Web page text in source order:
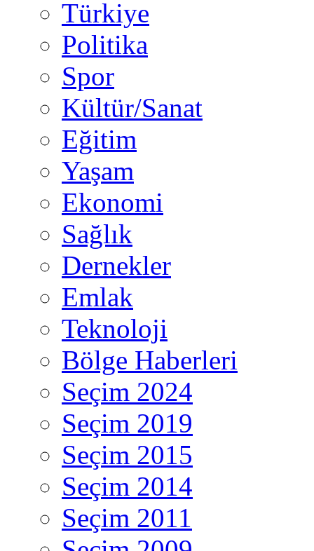
Türkiye
Politika
Spor
Kültür/Sanat
Eğitim
Yaşam
Ekonomi
Sağlık
Dernekler
Emlak
Teknoloji
Bölge Haberleri
Seçim 2024
Seçim 2019
Seçim 2015
Seçim 2014
Seçim 2011